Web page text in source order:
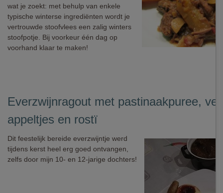
wat je zoekt: met behulp van enkele
typische winterse ingrediënten wordt je
vertrouwde stoofvlees een zalig winters
stoofpotje. Bij voorkeur één dag op
voorhand klaar te maken!
Everzwijnragout met pastinaakpuree,
appeltjes en rostï
Dit feestelijk bereide everzwijntje werd
tijdens kerst heel erg goed ontvangen,
zelfs door mijn 10- en 12-jarige dochters!